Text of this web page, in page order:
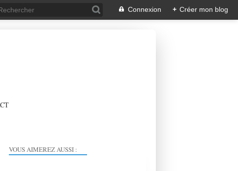
Connexion + Créer mon blog
VOUS AIMEREZ AUSSI :